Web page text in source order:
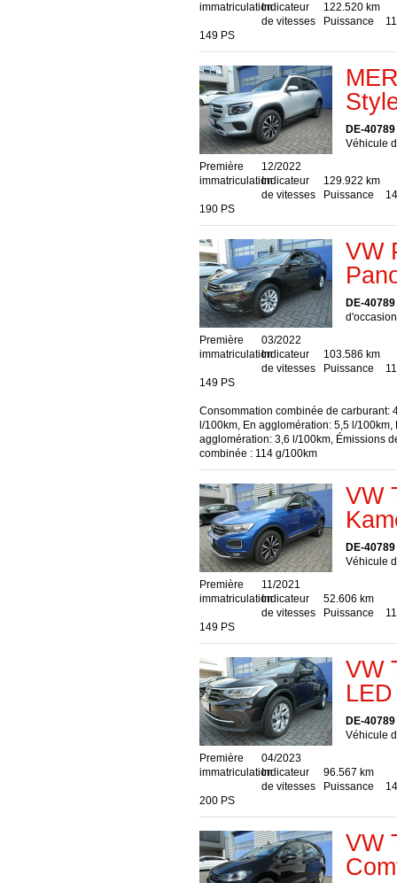
immatriculationIndicateur
de vitesses
122.520 km
Puissance
149 PS
DE-
Véhicule
Première
immatriculation
12/2022
Indicateur
de vitesses
129.922 km
Puissance
190 PS
VW
DE-
Première
immatriculation
03/2022
Indicateur
de vitesses
103.586 km
Puissance
149 PS
Consommation combinée de carburant:
l/100km, En agglomération: 5,5 l/100km,
agglomération: 3,6 l/100km, Émissions
combinée : 114 g/100km
VW
DE-
Véhicule
Première
immatriculation
11/2021
Indicateur
de vitesses
52.606 km
Puissance
149 PS
VW
DE-
Véhicule
Première
immatriculation
04/2023
Indicateur
de vitesses
96.567 km
Puissance
200 PS
VW